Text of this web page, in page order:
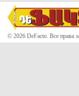
© 2026 DeFacto. Все права